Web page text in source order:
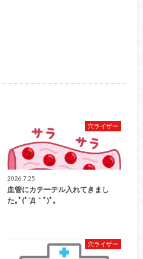
穴ライザー
2026.7.25
血管にカテーテル入れてきまし
た｡ﾟ(ﾟ´Д｀ﾟ)ﾟ｡
穴ライザー